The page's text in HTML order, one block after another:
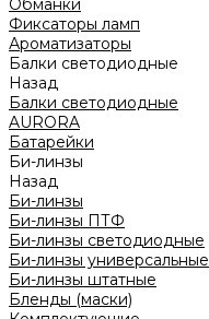
Обманки
Фиксаторы ламп
Ароматизаторы
Балки светодиодные
Назад
Балки светодиодные
AURORA
Батарейки
Би-линзы
Назад
Би-линзы
Би-линзы ПТФ
Би-линзы светодиодные
Би-линзы универсальные
Би-линзы штатные
Бленды (маски)